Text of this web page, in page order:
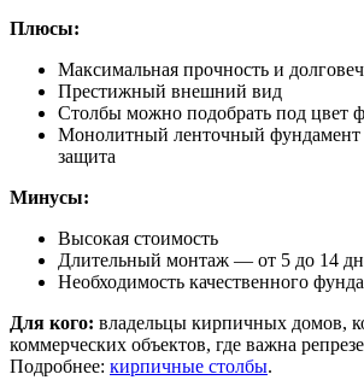
Плюсы:
Максимальная прочность и
Престижный внешний вид
Столбы можно подобрать под цвет
Монолитный ленточный
защита
Минусы:
Высокая стоимость
Длительный монтаж — от 5 до 14
Необходимость качественного
Для кого: владельцы кирпичных домов,
коммерческих объектов, где важна
Подробнее: кирпичные столбы.